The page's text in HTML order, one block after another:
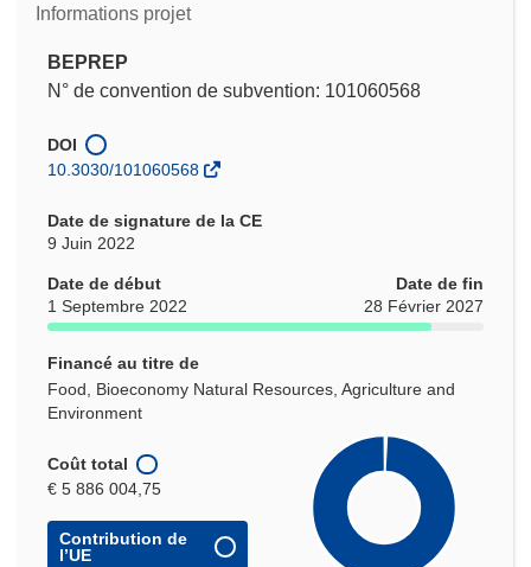
Informations projet
BEPREP
N° de convention de subvention: 101060568
DOI
10.3030/101060568
Date de signature de la CE
9 Juin 2022
Date de début
1 Septembre 2022
Date de fin
28 Février 2027
Financé au titre de
Food, Bioeconomy Natural Resources, Agriculture and
Environment
Coût total
€ 5 886 004,75
Contribution de
l’UE